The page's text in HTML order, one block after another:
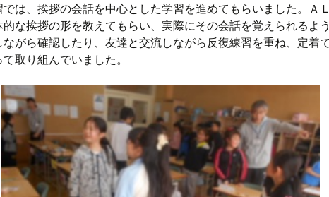
では、挨拶の会話を中心とした学習を進めてもらいました。Ａ
な挨拶の形を教えてもらい、実際にその会話を覚えられるよ
ながら確認したり、友達と交流しながら反復練習を重ね、定着
取り組んでいました。